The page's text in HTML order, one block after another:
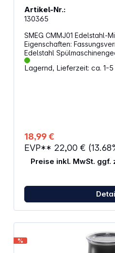
Artikel-Nr.:
130365
SMEG CMMJ01 Edelstahl-
Eigenschaften: Fassungsvermögen: 450 ml Material:
Edelstahl Spülmaschinengeeignet Abmessungen (L
Lagernd, Lieferzeit: ca. 1-
18,99 €
EVP** 22,00 €
Preise inkl. MwSt.
%